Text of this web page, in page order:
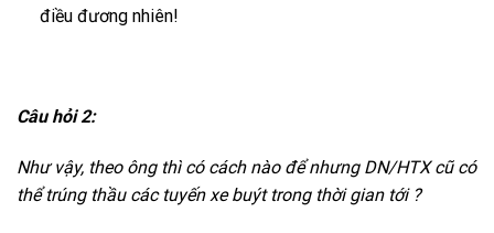
điều đương nhiên!
Câu hỏi 2:
Như vậy, theo ông thì có cách nào để nhưng DN/HTX cũ có
thể trúng thầu các tuyến xe buýt trong thời gian tới ?